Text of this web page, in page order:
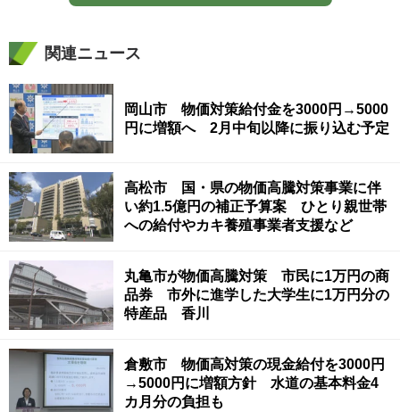
関連ニュース
岡山市 物価対策給付金を3000円→5000
円に増額へ 2月中旬以降に振り込む予定
高松市 国・県の物価高騰対策事業に伴
い約1.5億円の補正予算案 ひとり親世帯
への給付やカキ養殖事業者支援など
丸亀市が物価高騰対策 市民に1万円の商
品券 市外に進学した大学生に1万円分の
特産品 香川
倉敷市 物価高対策の現金給付を3000円
→5000円に増額方針 水道の基本料金4
カ月分の負担も